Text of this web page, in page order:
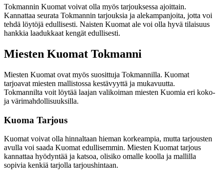
Tokmannin Kuomat voivat olla myös tarjouksessa ajoittain.
Kannattaa seurata Tokmannin tarjouksia ja alekampanjoita, jotta voi
tehdä löytöjä edullisesti. Naisten Kuomat ale voi olla hyvä tilaisuus
hankkia laadukkaat kengät edullisesti.
Miesten Kuomat Tokmanni
Miesten Kuomat ovat myös suosittuja Tokmannilla. Kuomat
tarjoavat miesten mallistossa kestävyyttä ja mukavuutta.
Tokmannilta voit löytää laajan valikoiman miesten Kuomia eri koko-
ja värimahdollisuuksilla.
Kuoma Tarjous
Kuomat voivat olla hinnaltaan hieman korkeampia, mutta tarjousten
avulla voi saada Kuomat edullisemmin. Miesten Kuomat tarjous
kannattaa hyödyntää ja katsoa, olisiko omalle koolla ja mallilla
sopivia kenkiä tarjolla tarjoushintaan.